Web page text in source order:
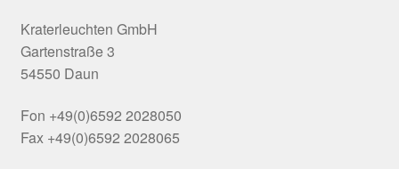
Kraterleuchten GmbH
Gartenstraße 3
54550 Daun
Fon +49(0)6592 2028050
Fax +49(0)6592 2028065